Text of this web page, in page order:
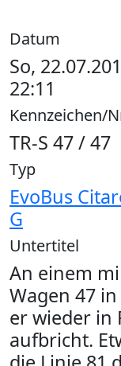
Datum
So,
22:11
Kennzeichen/
TR-S 47 / 47
Typ
EvoBus
G
Untertitel
An einem
Wagen 47
er wieder in
aufbricht.